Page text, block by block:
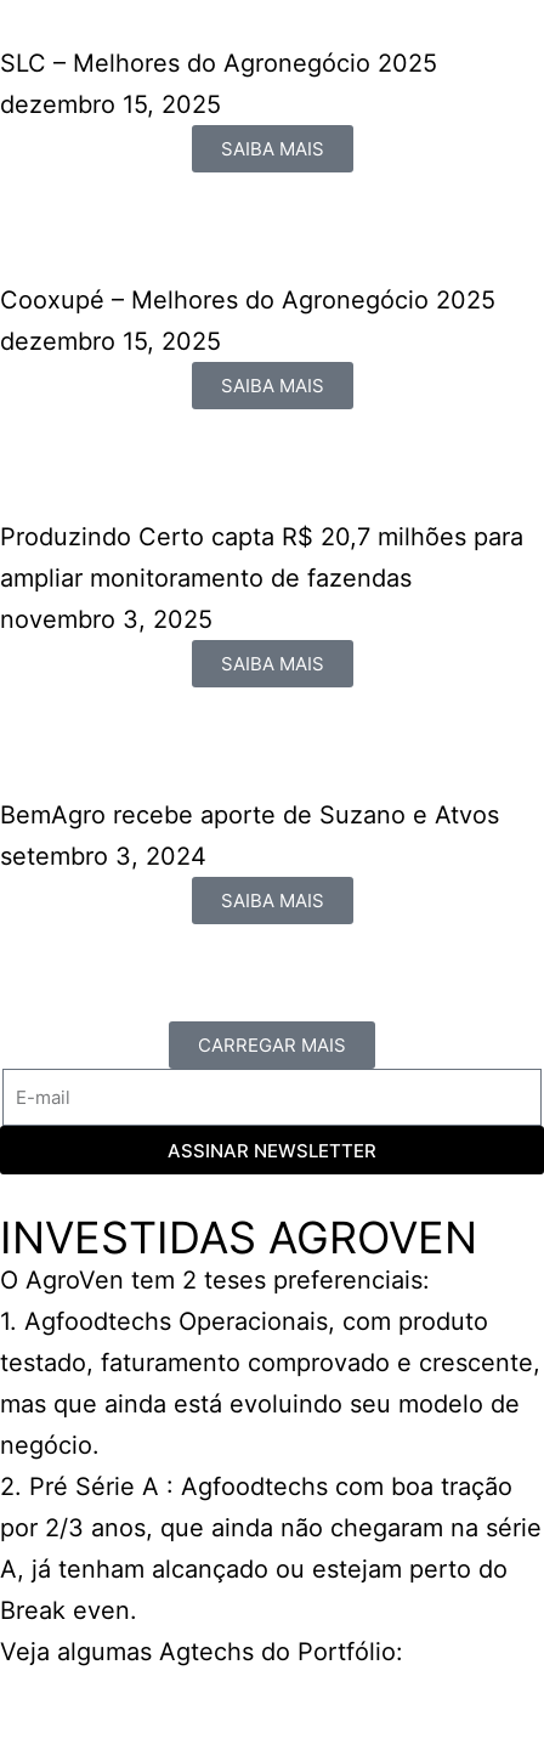
SLC – Melhores do Agronegócio 2025
dezembro 15, 2025
SAIBA MAIS
Cooxupé – Melhores do Agronegócio 2025
dezembro 15, 2025
SAIBA MAIS
Produzindo Certo capta R$ 20,7 milhões para
ampliar monitoramento de fazendas
novembro 3, 2025
SAIBA MAIS
BemAgro recebe aporte de Suzano e Atvos
setembro 3, 2024
SAIBA MAIS
CARREGAR MAIS
ASSINAR NEWSLETTER
INVESTIDAS AGROVEN
O AgroVen tem 2 teses preferenciais:
1. Agfoodtechs Operacionais, com produto
testado, faturamento comprovado e crescente,
mas que ainda está evoluindo seu modelo de
negócio.
2. Pré Série A : Agfoodtechs com boa tração
por 2/3 anos, que ainda não chegaram na série
A, já tenham alcançado ou estejam perto do
Break even.
Veja algumas Agtechs do Portfólio: